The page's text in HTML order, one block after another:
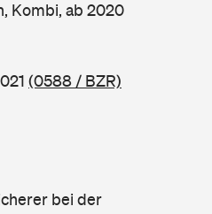
Kombi, ab 2020
(0588 / BZR)
bei der